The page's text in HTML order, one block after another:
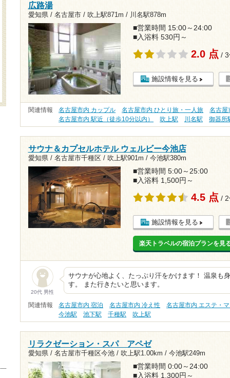
広路湯
愛知県 / 名古屋市 / 吹上駅871m / 川名駅878m
■営業時間 15:00～24:00
■入浴料 530円～
2.0 点 /
施設情報を見る
関連情報 名古屋市内 カップル 名古屋市内 ひとり旅・一人旅
名古屋
名古屋市内 駅近（徒歩10分以内）
吹上駅 川名駅 御器所
サウナ＆カプセルホテル ウェルビー今池店
愛知県 / 名古屋市千種区 / 吹上駅901m / 今池駅380m
■営業時間 5:00～25:00
■入浴料 1,500円～
4.5 点 /
施設情報を見る
楽天トラベルの宿泊プランを見
20代 男性
サウナが心地よく、たっぷり汗をかけます！ 温泉も
す。 また行きたいと思います。
関連情報 名古屋市内 宿泊 名古屋市内 冷え性
名古屋市内 エステ・
今池駅
池下駅 千種駅 吹上駅
リラクゼーション・スパ アペゼ
愛知県 / 名古屋市千種区今池 / 吹上駅1.00km / 今池駅249m
■営業時間 0:00～24:00
■入浴料 1,300円～